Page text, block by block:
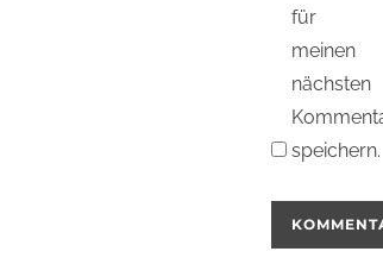
für
meinen
nächsten
speichern.